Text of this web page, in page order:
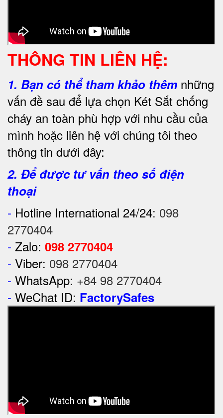
THÔNG TIN LIÊN HỆ:
1. Bạn có thể tham khảo thêm những
vấn đề sau để lựa chọn Két Sắt chống
cháy an toàn phù hợp với nhu cầu của
mình hoặc liên hệ với chúng tôi theo
thông tin dưới đây:
2. Để được tư vấn theo số điện
thoại
- Hotline International 24/24: 098
2770404
- Zalo: 098 2770404
- Viber: 098 2770404
- WhatsApp: +84 98 2770404
- WeChat ID: FactorySafes